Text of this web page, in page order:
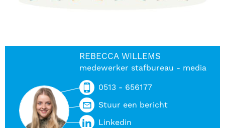
REBECCA WILLEMS
medewerker stafbureau - media
0513 - 656177
Stuur een bericht
Linkedin